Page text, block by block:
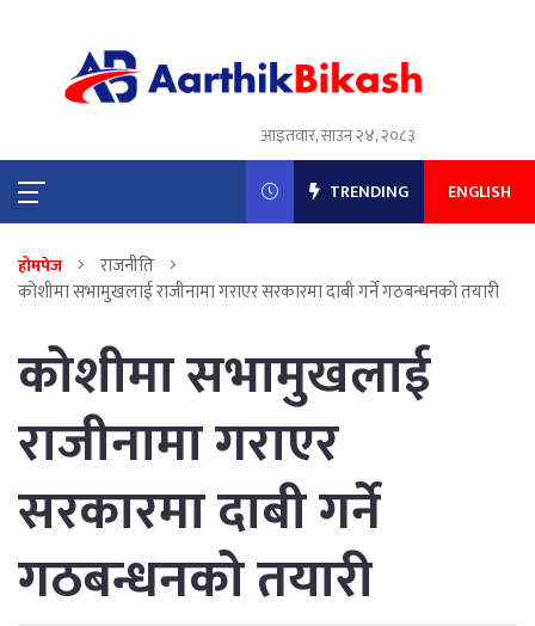
आइतवार, साउन २४, २०८३
TRENDING ENGLISH
होमपेज
राजनीति
कोशीमा सभामुखलाई राजीनामा गराएर सरकारमा दाबी गर्ने गठबन्धनको तयारी
कोशीमा सभामुखलाई
राजीनामा गराएर
सरकारमा दाबी गर्ने
गठबन्धनको तयारी